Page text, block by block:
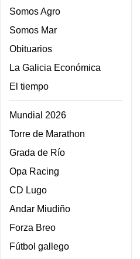
Somos Agro
Somos Mar
Obituarios
La Galicia Económica
El tiempo
Mundial 2026
Torre de Marathon
Grada de Río
Opa Racing
CD Lugo
Andar Miudiño
Forza Breo
Fútbol gallego